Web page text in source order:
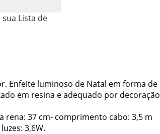
Lista de
Enfeite luminoso de Natal em forma de
em resina e adequado por decoração
rena: 37 cm- comprimento cabo: 3,5 m
3,6W.